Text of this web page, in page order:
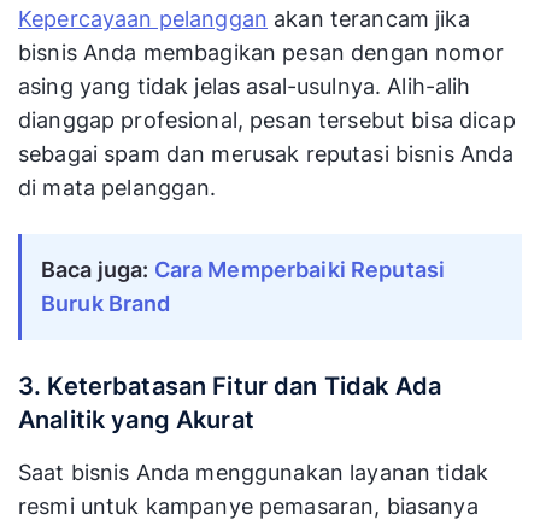
Kepercayaan pelanggan akan terancam jika
bisnis Anda membagikan pesan dengan nomor
asing yang tidak jelas asal-usulnya. Alih-alih
dianggap profesional, pesan tersebut bisa dicap
sebagai spam dan merusak reputasi bisnis Anda
di mata pelanggan.
Baca juga: Cara Memperbaiki Reputasi
Buruk Brand
3. Keterbatasan Fitur dan Tidak Ada
Analitik yang Akurat
Saat bisnis Anda menggunakan layanan tidak
resmi untuk kampanye pemasaran, biasanya